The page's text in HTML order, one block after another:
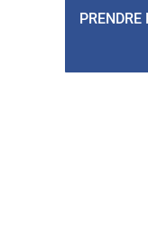
PRENDRE